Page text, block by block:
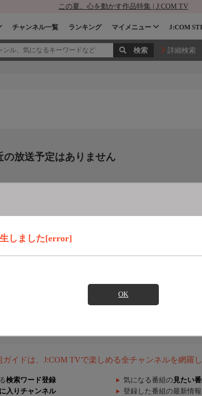
この夏、心を動かす作品特集 | J:COM TV
チャンネル一覧 ランキング マイメニュー J:COM
詳細検索
しました[error]
OK
の放送予定はありません
ガイドは、J:COM TVで楽しめる全チャンネルを網羅
検索ワード登録 気になる番組の 見たい番
入りチャンネル 登録した番組の最新情